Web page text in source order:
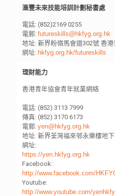
滙豐未來技能培訓計劃秘書處
電話: (852)2169 0255
電郵: futureskills@hkfyg.org.hk
地址: 新界粉嶺馬會道302號 香
網址: hkfyg.org.hk/futureskills
理財能力
香港青年協會青年就業網絡
電話: (852) 3113 7999
傳真: (852) 3170 6173
電郵: yen@hkfyg.org.hk
地址: 新界荃灣福來邨永樂樓地
網址:
https://yen.hkfyg.org.hk
Facebook:
http://www.facebook.com/
Youtube:
http://www.youtube.com/